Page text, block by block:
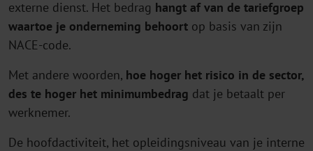
externe dienst. Het bedrag hangt af van de tariefgroep
waartoe je onderneming behoort op basis van zijn
NACE-code.
Met andere woorden, hoe hoger het risico in de sector,
des te hoger het minimumbedrag dat je betaalt per
werknemer.
De hoofdactiviteit, het opleidingsniveau van je interne